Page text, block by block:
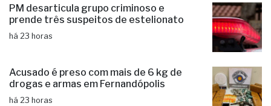
PM desarticula grupo criminoso e
prende três suspeitos de estelionato
há 23 horas
Acusado é preso com mais de 6 kg de
drogas e armas em Fernandópolis
há 23 horas